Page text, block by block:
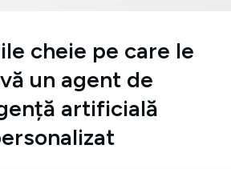
cheie pe care le
un agent de
artificială